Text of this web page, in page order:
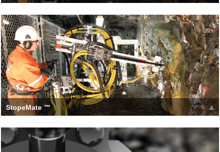
pequeña y capacidad de tramming, el StopeMaste Leer más >>
StopeMate ™
title=' POSITIONING SYSTEM Leer más >>